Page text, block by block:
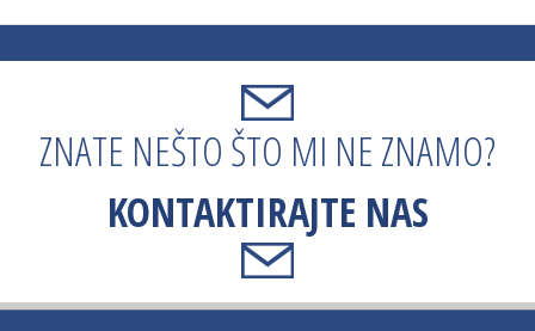
ZNATE NEŠTO ŠTO MI NE ZNAMO?
KONTAKTIRAJTE NAS